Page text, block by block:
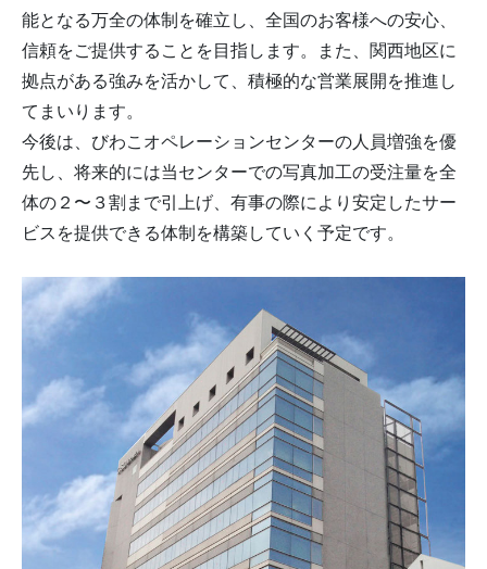
能となる万全の体制を確立し、全国のお客様への安心、
信頼をご提供することを目指します。また、関西地区に
拠点がある強みを活かして、積極的な営業展開を推進し
てまいります。
今後は、びわこオペレーションセンターの人員増強を優
先し、将来的には当センターでの写真加工の受注量を全
体の２〜３割まで引上げ、有事の際により安定したサー
ビスを提供できる体制を構築していく予定です。